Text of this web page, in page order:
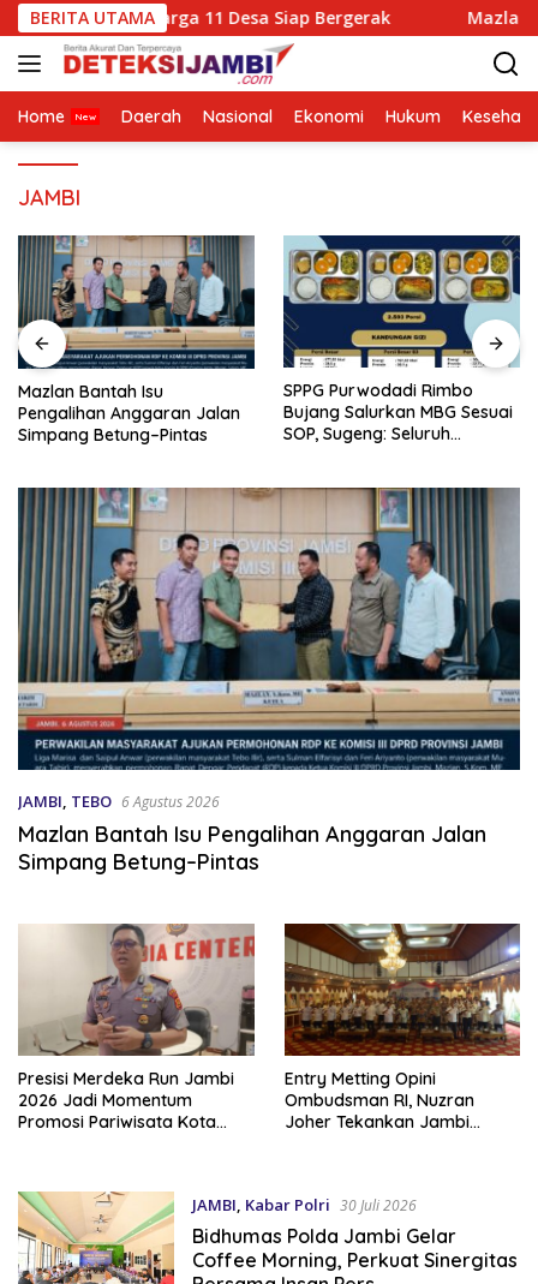
Langsung
ke
konten
BERITA UTAMA
Warga 11 Desa Siap Bergerak Mazlan Bantah
Home Daerah Nasional Ekonomi Hukum
JAMBI
Mazlan Bantah Isu
Pengalihan Anggaran Jalan
Simpang Betung–Pintas
SPPG Purwodadi Rimbo
Bujang Salurkan MBG Sesuai
SOP, Sugeng: Seluruh
JAMBI, TEBO 6 Agustus 2026
Mazlan Bantah Isu Pengalihan Anggaran Jalan
Simpang Betung–Pintas
Presisi Merdeka Run Jambi
2026 Jadi Momentum
Promosi Pariwisata Kota
Entry Metting Opini
Ombudsman RI, Nuzran
Joher Tekankan Jambi
JAMBI, Kabar Polri 30 Juli 2026
Bidhumas Polda Jambi Gelar
Coffee Morning, Perkuat Sinergitas